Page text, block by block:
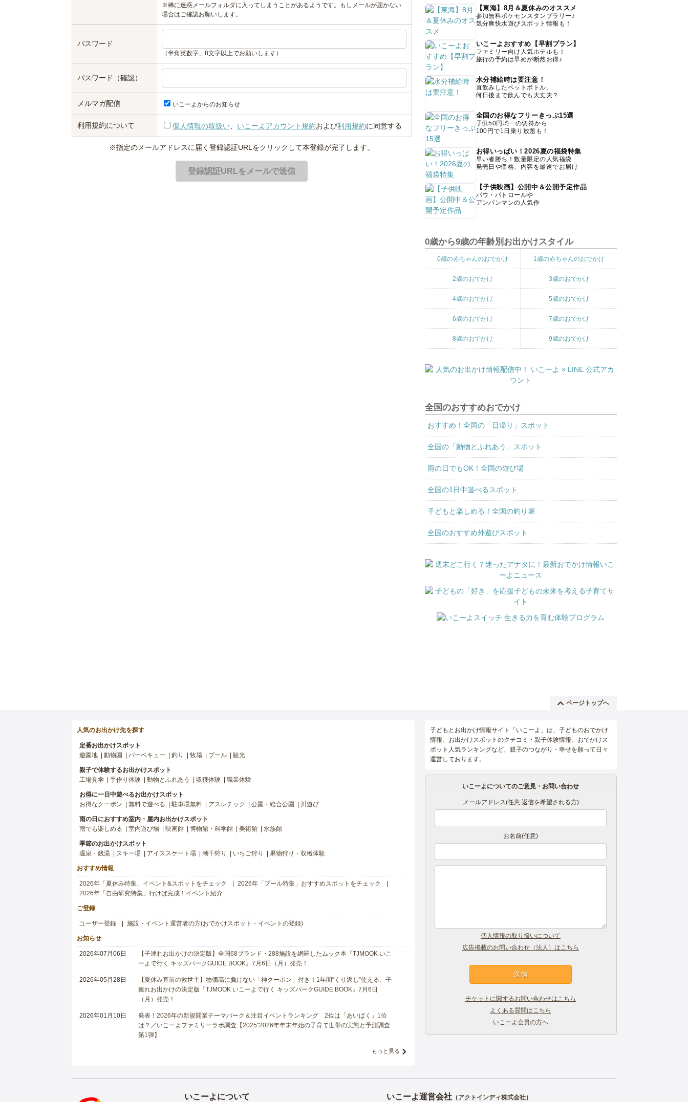
※稀に迷惑メールフォルダに入ってしまうことがあるようです。もしメールが届かない
場合はご確認お願いします。
パスワード
（半角英数字、8文字以上でお願いします）
パスワード（確認）
メルマガ配信 いこーよからのお知らせ
利用規約について 個人情報の取扱い、 いこーよアカウント規約および利用規約に同意する
※指定のメールアドレスに届く登録認証URLをクリックして本登録が完了します。
【東海】8月＆夏休みのオススメ
参加無料ポケモンスタンプラリー♪
気分爽快水遊びスポット情報も！
いこーよおすすめ【早割プラン】
ファミリー向け人気ホテルも！
旅行の予約は早めが断然お得♪
水分補給時は要注意！
直飲みしたペットボトル、
何日後まで飲んでも大丈夫？
全国のお得なフリーきっぷ15選
子供50円均一の切符から
100円で1日乗り放題も！
お得いっぱい！2026夏の福袋特集
早い者勝ち！数量限定の人気福袋
発売日や価格、内容を最速でお届け
【子供映画】公開中＆公開予定作品
パウ・パトロールや
アンパンマンの人気作
0歳から9歳の年齢別お出かけスタイル
0歳の赤ちゃんのおでかけ 1歳の赤ちゃんのおでかけ
2歳のおでかけ 3歳のおでかけ
4歳のおでかけ 5歳のおでかけ
6歳のおでかけ 7歳のおでかけ
8歳のおでかけ 9歳のおでかけ
全国のおすすめおでかけ
おすすめ！全国の「日帰り」スポット
全国の「動物とふれあう」スポット
雨の日でもOK！全国の遊び場
全国の1日中遊べるスポット
子どもと楽しめる！全国の釣り堀
全国のおすすめ外遊びスポット
ページトップへ
人気のお出かけ先を探す
定番お出かけスポット
遊園地
動物園 バーベキュー 釣り 牧場 プール 観光
親子で体験するお出かけスポット
工場見学
手作り体験 動物とふれあう 収穫体験 職業体験
お得に一日中遊べるお出かけスポット
お得なクーポン
無料で遊べる 駐車場無料 アスレチック 公園・総合公園 川遊び
雨の日におすすめ室内・屋内お出かけスポット
雨でも楽しめる
室内遊び場 映画館 博物館・科学館 美術館 水族館
季節のお出かけスポット
温泉・銭湯
スキー場 アイススケート場 潮干狩り いちご狩り 果物狩り・収穫体験
おすすめ情報
2026年「夏休み特集」イベント&スポットをチェック
2026年「プール特集」おすすめスポットをチェック
2026年「自由研究特集」行けば完成！イベント紹介
ご登録
ユーザー登録 施設・イベント運営者の方(おでかけスポット・イベントの登録)
お知らせ
2026年07月06日
【子連れお出かけの決定版】全国68ブランド・288施設を網羅したムック本『TJMOOK いこ
ーよで行く キッズパークGUIDE BOOK』7月6日（月）発売！
2026年05月28日
【夏休み直前の救世主】物価高に負けない「神クーポン」付き！1年間“くり返し”使える、子
連れお出かけの決定版『TJMOOK いこーよで行く キッズパークGUIDE BOOK』7月6日
（月）発売！
2026年01月10日
発表！2026年の新規開業テーマパーク＆注目イベントランキング 2位は「あいぱく」1位
は？／いこーよファミリーラボ調査【2025⁻2026年年末年始の子育て世帯の実態と予測調査
第1弾】
もっと見る
子どもとお出かけ情報サイト「いこーよ」は、子どものおでかけ
情報、お出かけスポットのクチコミ・親子体験情報、おでかけス
ポット人気ランキングなど、親子のつながり・幸せを願って日々
運営しております。
いこーよについてのご意見・お問い合わせ
メールアドレス(任意 返信を希望される方)
お名前(任意)
個人情報の取り扱いについて
広告掲載のお問い合わせ（法人）はこちら
チケットに関するお問い合わせはこちら
よくある質問はこちら
いこーよ会員の方へ
いこーよについて いこーよ運営会社（アクトインディ株式会社）